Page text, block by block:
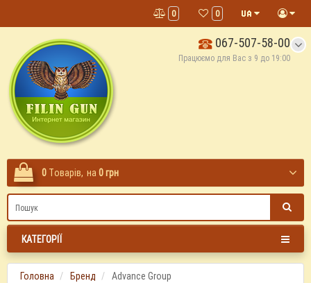
0
0
067-507-58-00
Працюємо для Вас з 9 до 19:00
0 Tоварів, на 0 грн
КАТЕГОРІЇ
Головна Бренд Advance Group